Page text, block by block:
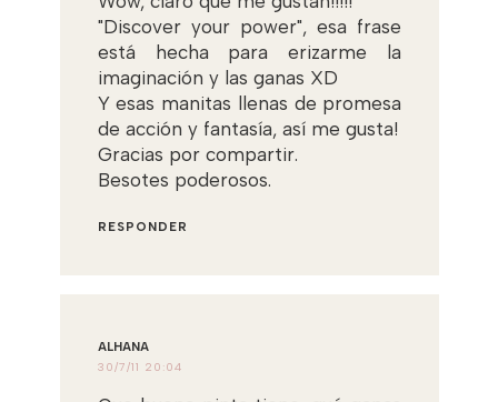
"Discover your power", esa frase
está hecha para erizarme la
imaginación y las ganas XD
Y esas manitas llenas de promesa
de acción y fantasía, así me gusta!
Gracias por compartir.
Besotes poderosos.
RESPONDER
ALHANA
30/7/11 20:04